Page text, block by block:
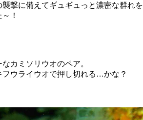
撃に備えてギュギュっと濃密な群れを
！
カミソリウオのペア。
ウライウオで押し切れる…かな？